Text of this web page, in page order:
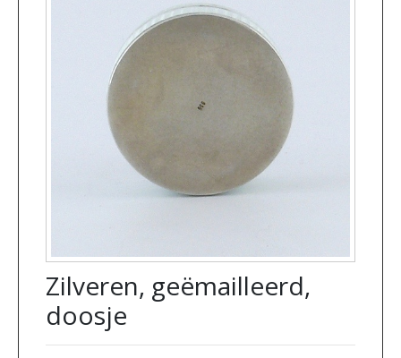
Zilveren, geëmailleerd,
doosje